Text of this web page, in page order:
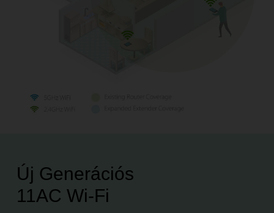
Új Generációs
11AC Wi-Fi